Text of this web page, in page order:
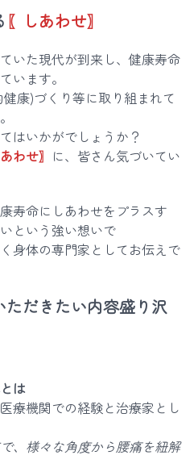
〖しあわせ〗
いた現代が到来し、健康寿命
います。
康)づくり等に取り組まれて
はいかがでしょうか？
わせ〗 に、皆さん気づいてい
寿命にしあわせをプラスす
という強い想いで
身体の専門家としてお伝えで
だきたい内容盛り沢
は
療機関での経験と治療家とし
、様々な角度から腰痛を紐解